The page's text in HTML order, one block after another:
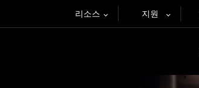
리소스 지원